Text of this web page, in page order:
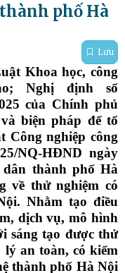
phố Hà
Lưu
Khoa học, công
Nghị định số
của Chính phủ
biện pháp để tổ
Công nghiệp công
NQ-HĐND ngày
dân thành phố Hà
về thử nghiệm có
Nhằm tạo điều
dịch vụ, mô hình
sáng tạo được thử
an toàn, có kiểm
thành phố Hà Nội